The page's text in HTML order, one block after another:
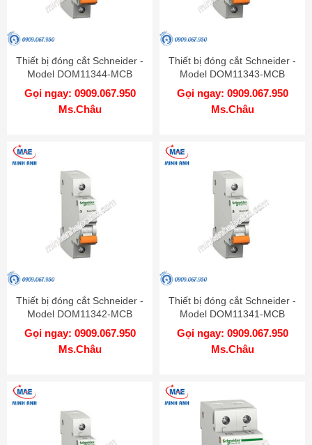
Thiết bị đóng cắt Schneider -
Model DOM11344-MCB
Gọi ngay: 0909.067.950
Ms.Châu
Thiết bị đóng cắt Schneider -
Model DOM11343-MCB
Gọi ngay: 0909.067.950
Ms.Châu
Thiết bị đóng cắt Schneider -
Model DOM11342-MCB
Gọi ngay: 0909.067.950
Ms.Châu
Thiết bị đóng cắt Schneider -
Model DOM11341-MCB
Gọi ngay: 0909.067.950
Ms.Châu